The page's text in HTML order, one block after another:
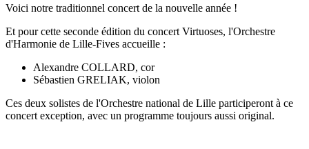
Voici notre traditionnel concert de la nouvelle année !
Et pour cette seconde édition du concert Virtuoses, l'Orchestre
d'Harmonie de Lille-Fives accueille :
Alexandre COLLARD, cor
Sébastien GRELIAK, violon
Ces deux solistes de l'Orchestre national de Lille participeront à ce
concert exception, avec un programme toujours aussi original.